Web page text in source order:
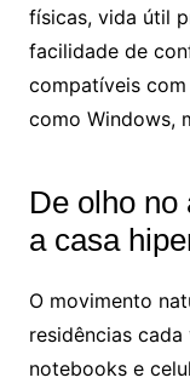
físicas, vida útil
facilidade de
compatíveis
como Windows,
De olho no
a casa
O movimento
residências
notebooks e